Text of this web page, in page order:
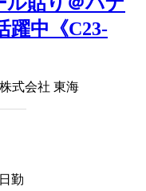
中《C23-
式会社 東海
勤